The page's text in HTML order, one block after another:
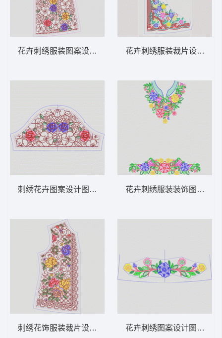
花卉刺绣服装图案设计 领 衣边下摆 中东阿
刺绣花卉图案设计图 领 衣边下摆 中东阿拉
刺绣花饰服装裁片设计图 领 衣边下摆 中东
花卉刺绣服装裁片设计图
花卉刺绣服装装饰图案 领
花卉刺绣图案设计图 领 衣